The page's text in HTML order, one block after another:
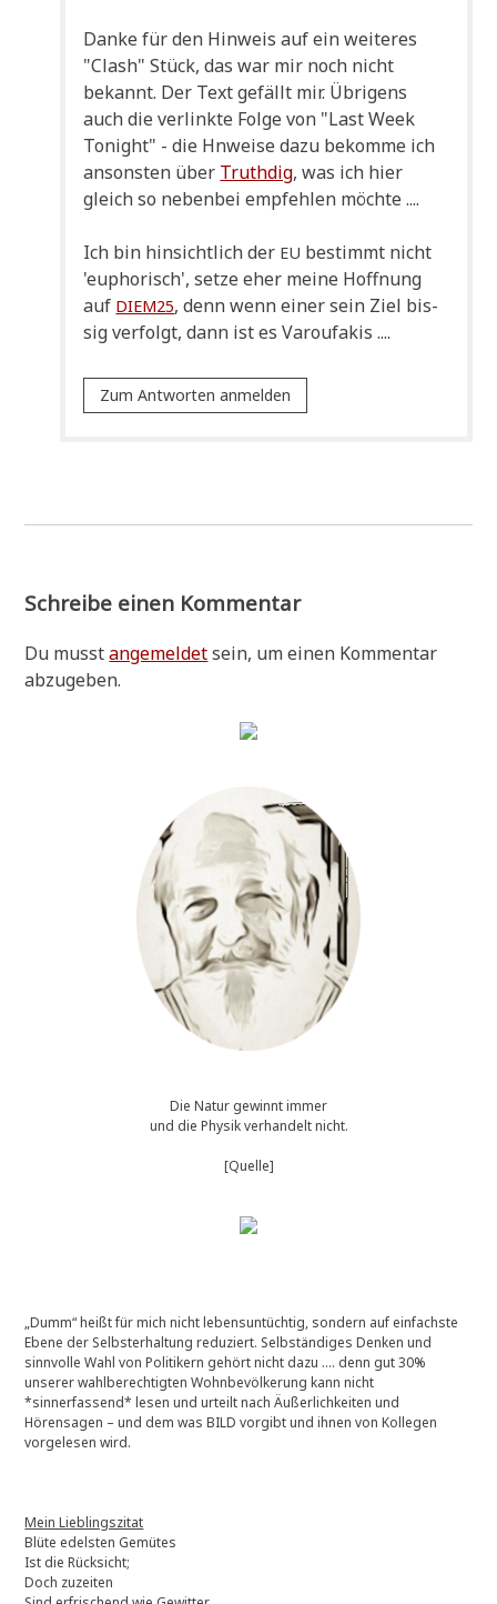
Dan­ke für den Hin­weis auf ein wei­te­res
"Clash" Stück, das war mir noch nicht
bekannt. Der Text gefällt mir. Übri­gens
auch die ver­link­te Fol­ge von "Last Week
Tonight" - die Hnwei­se dazu bekom­me ich
anson­sten über Truth­dig, was ich hier
gleich so neben­bei emp­feh­len möchte ....
Ich bin hin­sicht­lich der EU bestimmt nicht
'eupho­risch', set­ze eher mei­ne Hoff­nung
auf DIEM25, denn wenn einer sein Ziel bis­
sig ver­folgt, dann ist es Varoufakis ....
Zum Antworten anmelden
Schreibe einen Kommentar
Du musstangemeldetsein, um einen Kommentar
abzugeben.
Die Natur gewinnt immer
und die Physik verhandelt nicht.
[Quelle]
„Dumm“ heißt für mich nicht lebensuntüchtig, sondern auf einfachste
Ebene der Selbsterhaltung reduziert. Selbständiges Denken und
sinnvolle Wahl von Politikern gehört nicht dazu …. denn gut 30%
unserer wahlberechtigten Wohnbevölkerung kann nicht
*sinnerfassend* lesen und urteilt nach Äußerlichkeiten und
Hörensagen – und dem was BILD vorgibt und ihnen von Kollegen
vorgelesen wird.
Mein Lieblingszitat
Blüte edelsten Gemütes
Ist die Rücksicht;
Doch zuzeiten